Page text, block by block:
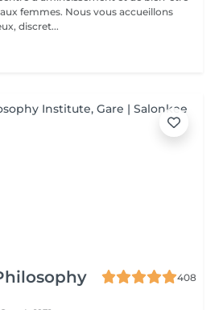
vous accueillons
discret...
408